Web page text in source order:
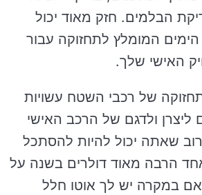
הבלמים. חזק מאוד יכול
הימים המומלץ לתחזוקה עבור
האישי שלך.
של רכבי השטח עשויות
ולדגם של הרכב האישי
שאתה יכול להיות להסתכל
הרבה מאוד דולרים בשנה על
אם במקרה יש לך אוטו חלל